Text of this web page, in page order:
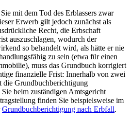
mit dem Tod des Erblassers zwar
Erwerb gilt jedoch zunächst als
Recht, die Erbschaft
auszuschlagen, wodurch der
so behandelt wird, als hätte er nie
zu sein (etwa für einen
muss das Grundbuch korrigiert
finanzielle Frist: Innerhalb von zwei
die Grundbuchberichtigung
beim zuständigen Amtsgericht
finden Sie beispielsweise im
Grundbuchberichtigung nach Erbfall.